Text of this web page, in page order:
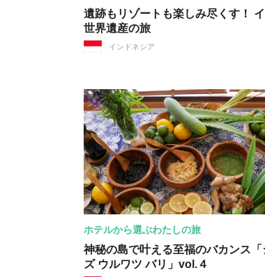
遺跡もリゾートも楽しみ尽くす！
世界遺産の旅
インドネシア
ホテルから選ぶわたしの旅
神秘の島で叶える至福のバカンス
ズ ウルワツ バリ」vol.４